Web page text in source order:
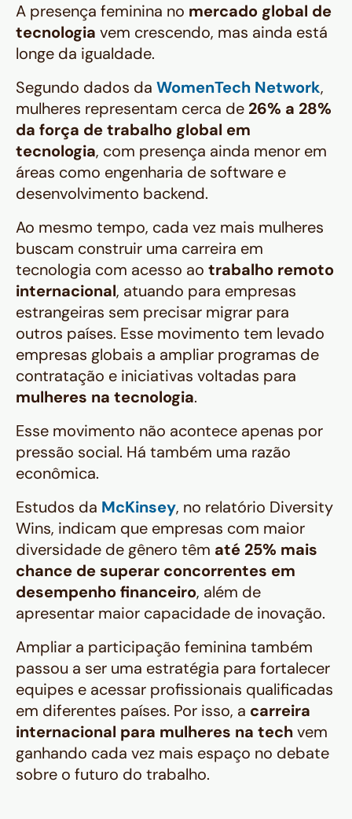
A presença feminina no mercado global de
tecnologia vem crescendo, mas ainda está
longe da igualdade.
Segundo dados da WomenTech Network,
mulheres representam cerca de 26% a 28%
da força de trabalho global em
tecnologia, com presença ainda menor em
áreas como engenharia de software e
desenvolvimento backend.
Ao mesmo tempo, cada vez mais mulheres
buscam construir uma carreira em
tecnologia com acesso ao trabalho remoto
internacional, atuando para empresas
estrangeiras sem precisar migrar para
outros países. Esse movimento tem levado
empresas globais a ampliar programas de
contratação e iniciativas voltadas para
mulheres na tecnologia.
Esse movimento não acontece apenas por
pressão social. Há também uma razão
econômica.
Estudos da McKinsey, no relatório Diversity
Wins, indicam que empresas com maior
diversidade de gênero têm até 25% mais
chance de superar concorrentes em
desempenho financeiro, além de
apresentar maior capacidade de inovação.
Ampliar a participação feminina também
passou a ser uma estratégia para fortalecer
equipes e acessar profissionais qualificadas
em diferentes países. Por isso, a carreira
internacional para mulheres na techvem
ganhando cada vez mais espaço no debate
sobre o futuro do trabalho.